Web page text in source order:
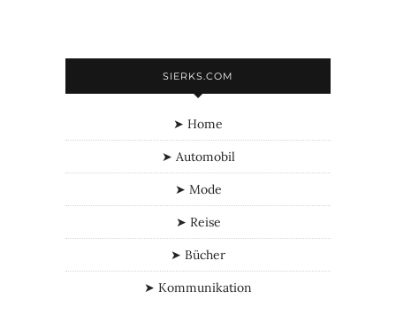
SIERKS.COM
➤ Home
➤ Automobil
➤ Mode
➤ Reise
➤ Bücher
➤ Kommunikation